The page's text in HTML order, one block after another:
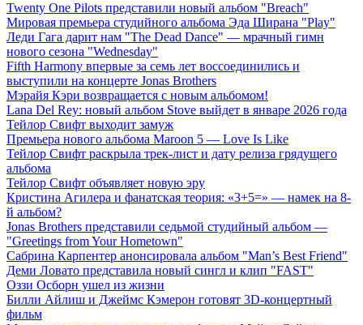
Twenty One Pilots представили новый альбом "Breach"
Мировая премьера студийного альбома Эда Ширана "Play"
Леди Гага дарит нам "The Dead Dance" — мрачный гимн
нового сезона "Wednesday"
Fifth Harmony впервые за семь лет воссоединились и
выступили на концерте Jonas Brothers
Мэрайя Кэри возвращается с новым альбомом!
Lana Del Rey: новый альбом Stove выйдет в январе 2026 года
Тейлор Свифт выходит замуж
Премьера нового альбома Maroon 5 — Love Is Like
Тейлор Свифт раскрыла трек-лист и дату релиза грядущего
альбома
Тейлор Свифт объявляет новую эру
Кристина Агилера и фанатская теория: «3+5=» — намек на 8-
й альбом?
Jonas Brothers представили седьмой студийный альбом —
"Greetings from Your Hometown"
Сабрина Карпентер анонсировала альбом "Man’s Best Friend"
Деми Ловато представила новый сингл и клип "FAST"
Оззи Осборн ушел из жизни
Билли Айлиш и Джеймс Кэмерон готовят 3D-концертный
фильм